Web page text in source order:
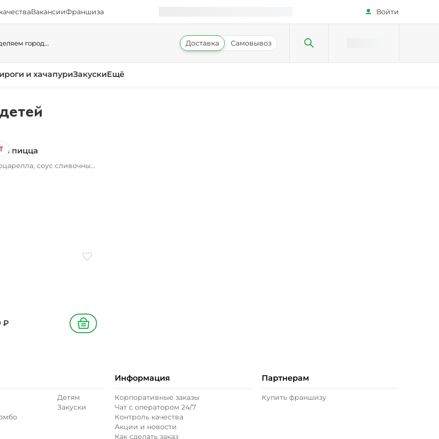
ВакансииФраншиза Войти
город... Доставка Самовывоз
и хачапуриЗакускиЕщё
Добавить в избранное
пицца
соус сливочный
₽ В корзину
Детям
Закуски
Информация
Корпоративные заказы
Чат с оператором 24/7
Контроль качества
Акции и новости
Как сделать заказ
Партнерам
Купить франшизу